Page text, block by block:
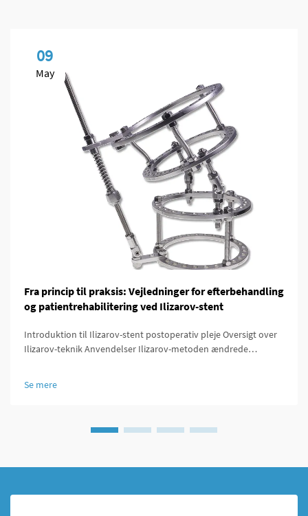
09
May
Fra princip til praksis: Vejledninger for efterbehandling
og patientrehabilitering ved Ilizarov-stent
Introduktion til Ilizarov-stent postoperativ pleje Oversigt over
Ilizarov-teknik Anvendelser Ilizarov-metoden ændrede
misdannelser, som ...
Se mere